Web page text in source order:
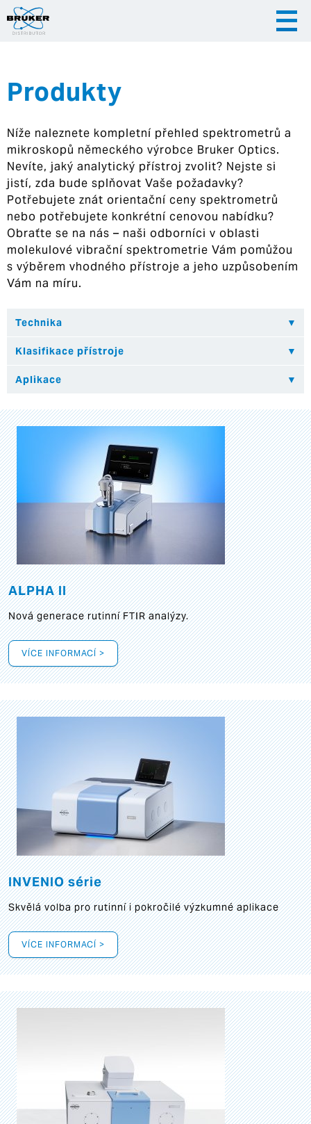
|
Hrvatska
Produkty
Níže naleznete kompletní přehled spektrometrů a
mikroskopů německého výrobce Bruker Optics.
Nevíte, jaký analytický přístroj zvolit? Nejste si
jistí, zda bude splňovat Vaše požadavky?
Potřebujete znát orientační ceny spektrometrů
nebo potřebujete konkrétní cenovou nabídku?
Obraťte se na nás – naši odborníci v oblasti
molekulové vibrační spektrometrie Vám pomůžou
s výběrem vhodného přístroje a jeho uzpůsobením
Vám na míru.
ALPHA II
Nová generace rutinní FTIR analýzy.
VÍCE INFORMACÍ >
INVENIO série
Skvělá volba pro rutinní i pokročilé výzkumné aplikace
VÍCE INFORMACÍ >